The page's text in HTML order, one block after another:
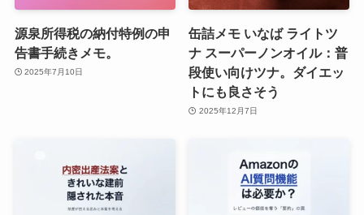
源泉所得税の納付特例の申
告書手続きメモ。
2025年7月10日
缶詰メモ いなば ライトツ
ナ スーパーノンオイル：普
段使い向けツナ。ダイエッ
トにも良さそう
2025年12月7日